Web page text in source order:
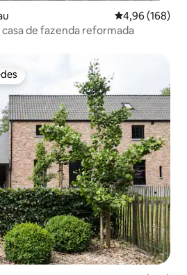
4,96 de uma
4,96 (168)
de fazenda reformada
dos hóspedes